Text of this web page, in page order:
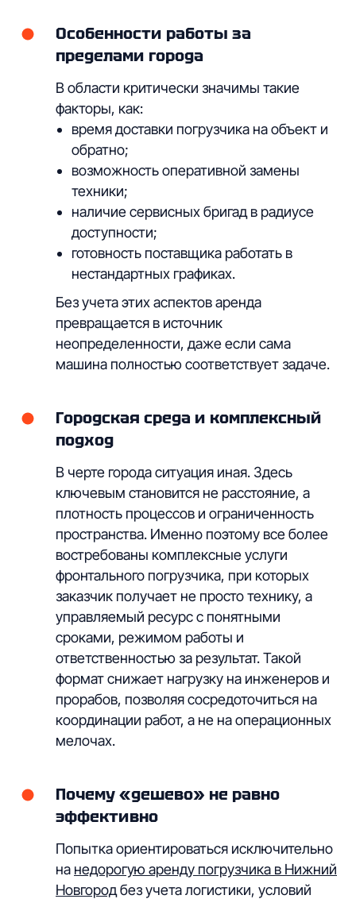
Особенности работы за
пределами города
В области критически значимы такие
факторы, как:
время доставки погрузчика на объект и
обратно;
возможность оперативной замены
техники;
наличие сервисных бригад в радиусе
доступности;
готовность поставщика работать в
нестандартных графиках.
Без учета этих аспектов аренда
превращается в источник
неопределенности, даже если сама
машина полностью соответствует задаче.
Городская среда и комплексный
подход
В черте города ситуация иная. Здесь
ключевым становится не расстояние, а
плотность процессов и ограниченность
пространства. Именно поэтому все более
востребованы комплексные услуги
фронтального погрузчика, при которых
заказчик получает не просто технику, а
управляемый ресурс с понятными
сроками, режимом работы и
ответственностью за результат. Такой
формат снижает нагрузку на инженеров и
прорабов, позволяя сосредоточиться на
координации работ, а не на операционных
мелочах.
Почему «дешево» не равно
эффективно
Попытка ориентироваться исключительно
на недорогую аренду погрузчика в Нижний
Новгородбез учета логистики, условий
Контакты
+7 (987) 544-27-50
+7 (831) 424-27-50
Адрес
Политика конфиденциальности
г. Нижний Новгород,
ул. Ижевская, 76